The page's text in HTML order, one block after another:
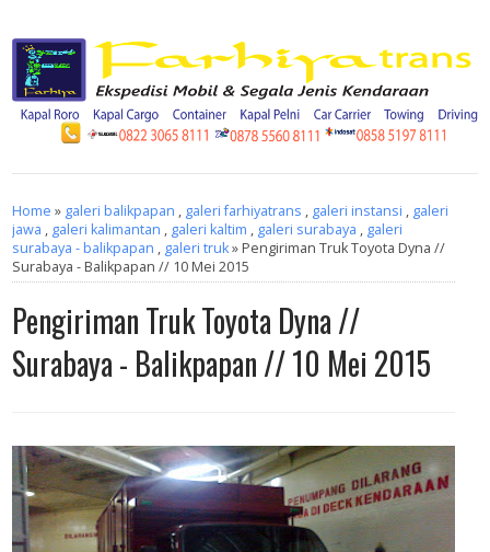
Home » galeri balikpapan , galeri farhiyatrans , galeri instansi , galeri
jawa , galeri kalimantan , galeri kaltim , galeri surabaya , galeri
surabaya - balikpapan , galeri truk» Pengiriman Truk Toyota Dyna //
Surabaya - Balikpapan // 10 Mei 2015
Pengiriman Truk Toyota Dyna //
Surabaya - Balikpapan // 10 Mei 2015